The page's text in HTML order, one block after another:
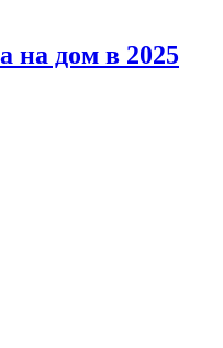
на дом в 2025